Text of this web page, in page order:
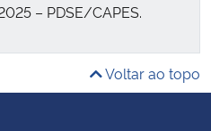
– PDSE/CAPES.
Voltar ao topo